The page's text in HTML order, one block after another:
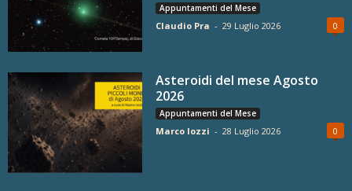
Appuntamenti del Mese
Claudio Pra - 29 Luglio 2026 0
Asteroidi del mese Agosto
2026
Appuntamenti del Mese
Marco Iozzi - 28 Luglio 2026 0